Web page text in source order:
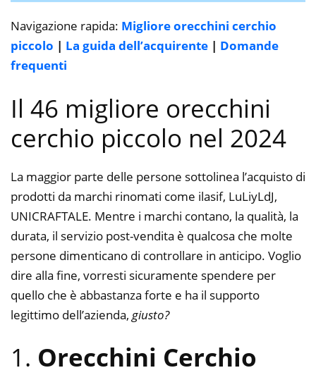
Navigazione rapida: Migliore orecchini cerchio
piccolo | La guida dell’acquirente | Domande
frequenti
Il 46 migliore orecchini
cerchio piccolo nel 2024
La maggior parte delle persone sottolinea l’acquisto di
prodotti da marchi rinomati come ilasif, LuLiyLdJ,
UNICRAFTALE. Mentre i marchi contano, la qualità, la
durata, il servizio post-vendita è qualcosa che molte
persone dimenticano di controllare in anticipo. Voglio
dire alla fine, vorresti sicuramente spendere per
quello che è abbastanza forte e ha il supporto
legittimo dell’azienda, giusto?
1. Orecchini Cerchio